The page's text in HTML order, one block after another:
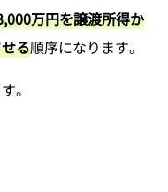
万円を譲渡所得か
る順序になります。
。